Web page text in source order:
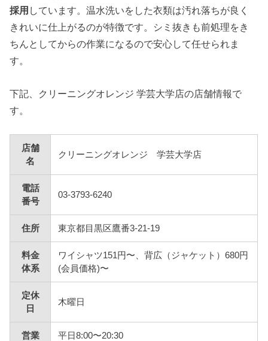
採用 しています。温水洗いをした衣類は汚れ落ちが良く
きれいに仕上がるのが特徴です。シミ抜きも前処理をき
ちんとしてからの作業になるので安心して任せられま
す。
下記、クリーニングオレンジ 学芸大学店の店舗情報で
す。
店舗
名
クリーニングオレンジ 学芸大学店
電話
番号
03-3793-6240
住所 東京都目黒区鷹番3-21-19
料金
体系
ワイシャツ151円〜、背広（ジャケット）680円
(会員価格)〜
定休
日
木曜日
営業
平日8:00〜20:30